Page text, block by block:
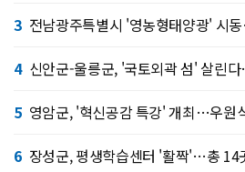
3 전남광주특별시 '영농형태양광' 시
4 신안군-울릉군, '국토외곽 섬' 살린
5 영암군, '혁신공감 특강' 개최…우원
6 장성군, 평생학습센터 '활짝'…총 14